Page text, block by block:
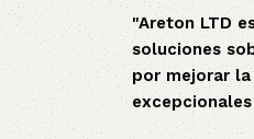
"Areton LTD
soluciones
por mejorar